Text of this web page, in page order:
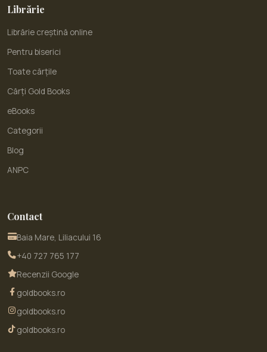
Librărie
Librărie creștină online
Pentru biserici
Toate cărțile
Cărți Gold Books
eBooks
Categorii
Blog
ANPC
Contact
Baia Mare, Liliacului 16
+40 727 765 177
Recenzii Google
goldbooks.ro
goldbooks.ro
goldbooks.ro